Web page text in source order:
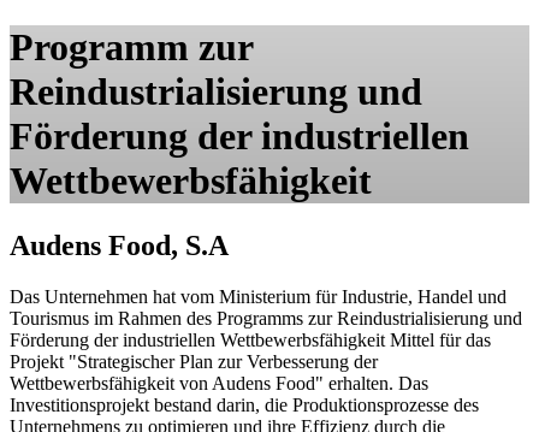
Programm zur
Reindustrialisierung und
Förderung der industriellen
Wettbewerbsfähigkeit
Audens Food, S.A
Das Unternehmen hat vom Ministerium für Industrie, Handel und
Tourismus im Rahmen des Programms zur Reindustrialisierung und
Förderung der industriellen Wettbewerbsfähigkeit Mittel für das
Projekt "Strategischer Plan zur Verbesserung der
Wettbewerbsfähigkeit von Audens Food" erhalten. Das
Investitionsprojekt bestand darin, die Produktionsprozesse des
Unternehmens zu optimieren und ihre Effizienz durch die